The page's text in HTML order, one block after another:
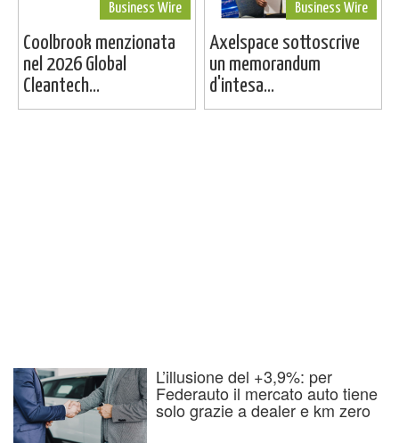
Business Wire
Coolbrook menzionata
nel 2026 Global
Cleantech...
Business Wire
Axelspace sottoscrive
un memorandum
d'intesa...
L’illusione del +3,9%: per
Federauto il mercato auto tiene
solo grazie a dealer e km zero